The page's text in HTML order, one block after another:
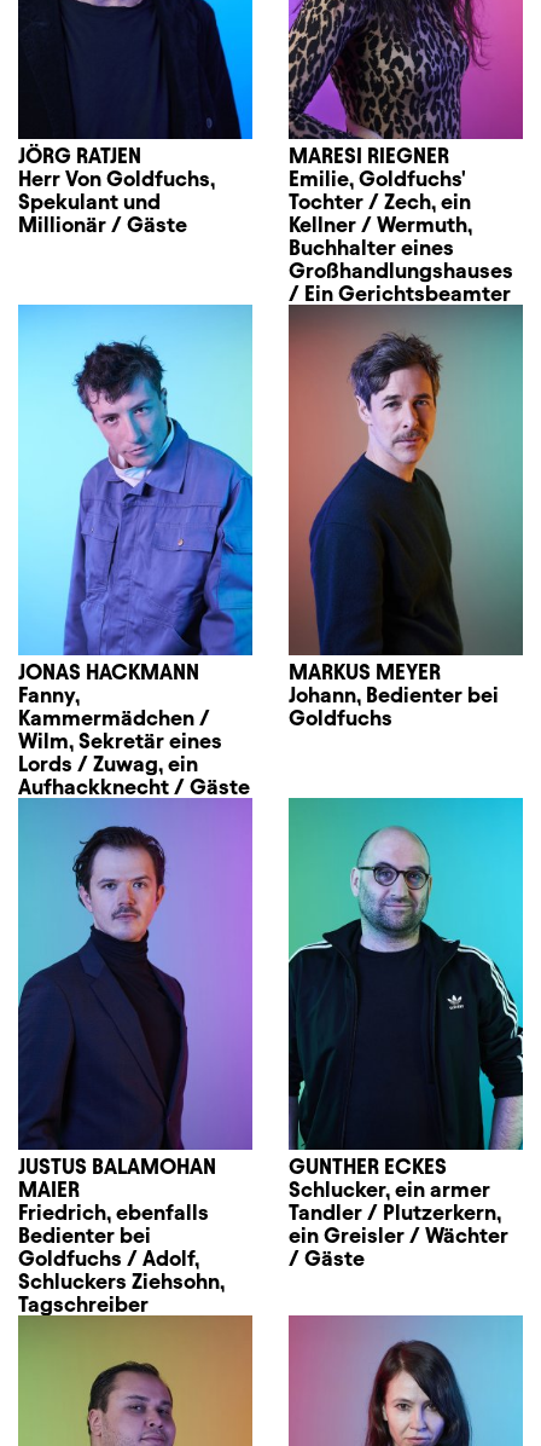
JÖRG RATJEN
Herr Von Goldfuchs,
Spekulant und
Millionär / Gäste
MARESI RIEGNER
Emilie, Goldfuchs'
Tochter / Zech, ein
Kellner / Wermuth,
Buchhalter eines
Großhandlungshauses
/ Ein Gerichtsbeamter
JONAS HACKMANN
Fanny,
Kammermädchen /
Wilm, Sekretär eines
Lords / Zuwag, ein
Aufhackknecht / Gäste
MARKUS MEYER
Johann, Bedienter bei
Goldfuchs
JUSTUS BALAMOHAN
MAIER
Friedrich, ebenfalls
Bedienter bei
Goldfuchs / Adolf,
Schluckers Ziehsohn,
Tagschreiber
GUNTHER ECKES
Schlucker, ein armer
Tandler / Plutzerkern,
ein Greisler / Wächter
/ Gäste